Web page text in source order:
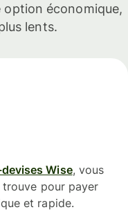
option économique,
lents.
Wise, vous
pour payer
et rapide.